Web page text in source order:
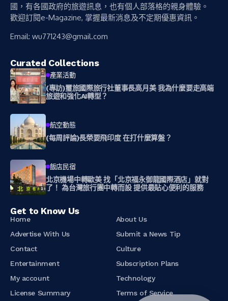
國，有各國政府的旅遊訊息，也有個人部落格的親身體驗。
歡迎訂閱e-Magazine, 掌握最新消息及不定期優惠資訊。
Email: wu771243@gmail.com
Curated Collections
產業活動
(專訪)璽旅國際旅行社董事長高月美 我為什麼要走高端
旅遊和強化AI轉型？
航空動態
(每周評論)長榮要飛印度 在打什麼算盤？
飯店民宿
北京機場中轉歐美 找「北京福永御龍國際酒店」就對
了！ 為台灣旅行團中轉而設 提供最貼心便利的服務
Get to Know Us
Home
About Us
Advertise With Us
Submit a News Tip
Contact
Culture
Entertainment
Subscription Plans
My account
Technology
License Summary
Terms of Service